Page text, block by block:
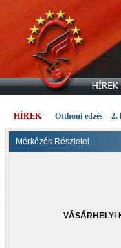
HÍREK Otthoni edzés –
Mérkőzés Részletei
VÁSÁRHELYI